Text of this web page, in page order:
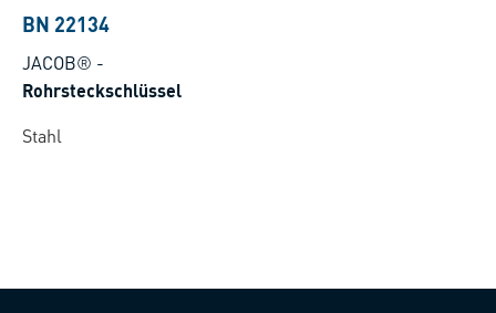
BN 22134
JACOB® -
Rohrsteckschlüssel
Stahl